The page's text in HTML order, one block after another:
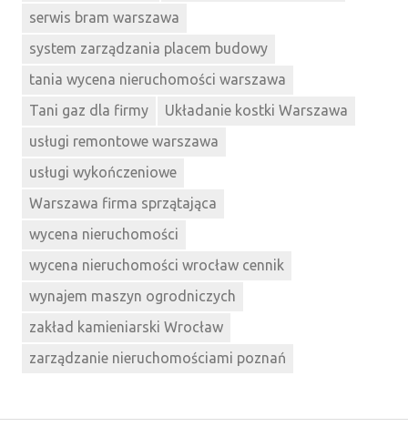
serwis bram warszawa
system zarządzania placem budowy
tania wycena nieruchomości warszawa
Tani gaz dla firmy
Układanie kostki Warszawa
usługi remontowe warszawa
usługi wykończeniowe
Warszawa firma sprzątająca
wycena nieruchomości
wycena nieruchomości wrocław cennik
wynajem maszyn ogrodniczych
zakład kamieniarski Wrocław
zarządzanie nieruchomościami poznań